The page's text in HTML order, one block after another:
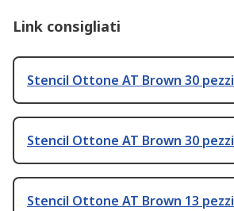
Link consigliati
Stencil Ottone AT Brown 30 pezzi
Stencil Ottone AT Brown 30 pezzi
Stencil Ottone AT Brown 13 pezzi